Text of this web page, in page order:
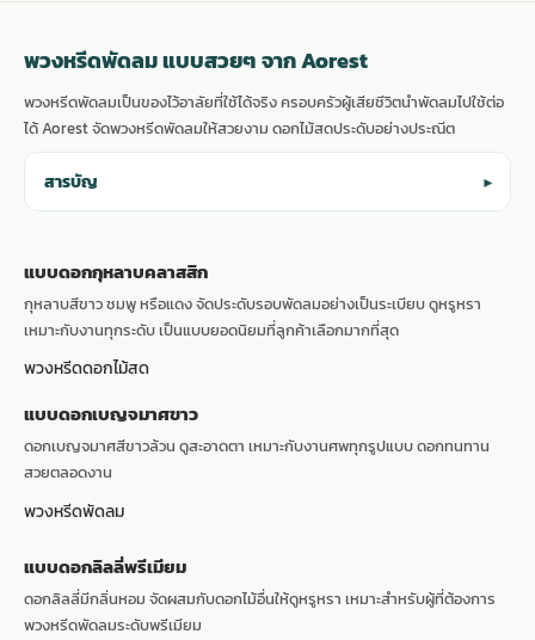
พวงหรีดพัดลม แบบสวยๆ จาก Aorest
พวงหรีดพัดลมเป็นของไว้อาลัยที่ใช้ได้จริง ครอบครัวผู้เสียชีวิตนำพัดลมไปใช้ต่อ
ได้ Aorest จัดพวงหรีดพัดลมให้สวยงาม ดอกไม้สดประดับอย่างประณีต
สารบัญ ▾
แบบดอกกุหลาบคลาสสิก
กุหลาบสีขาว ชมพู หรือแดง จัดประดับรอบพัดลมอย่างเป็นระเบียบ ดูหรูหรา
เหมาะกับงานทุกระดับ เป็นแบบยอดนิยมที่ลูกค้าเลือกมากที่สุด
พวงหรีดดอกไม้สด
แบบดอกเบญจมาศขาว
ดอกเบญจมาศสีขาวล้วน ดูสะอาดตา เหมาะกับงานศพทุกรูปแบบ ดอกทนทาน
สวยตลอดงาน
พวงหรีดพัดลม
แบบดอกลิลลี่พรีเมียม
ดอกลิลลี่มีกลิ่นหอม จัดผสมกับดอกไม้อื่นให้ดูหรูหรา เหมาะสำหรับผู้ที่ต้องการ
พวงหรีดพัดลมระดับพรีเมียม